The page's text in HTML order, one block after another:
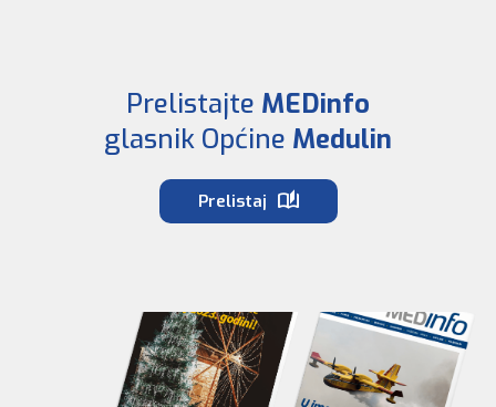
Prelistajte MEDinfo
glasnik Općine Medulin
Prelistaj